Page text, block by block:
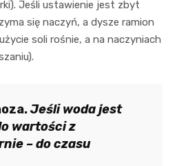
Jeśli ustawienie jest zbyt
się naczyń, a dysze ramion
soli rośnie, a na naczyniach
Jeśli woda jest
wartości z
– do czasu